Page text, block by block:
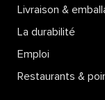
Livraison &
La durabilité
Emploi
Restaurants &